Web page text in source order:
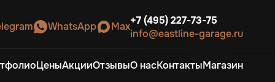
WhatsApp Max+7 (495) 227-73-75
info@eastline-garage.ru
ЦеныАкцииОтзывыО насКонтактыМагазин